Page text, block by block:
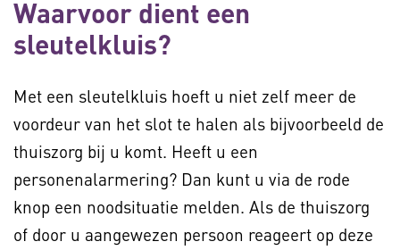
Waarvoor dient een
sleutelkluis?
Met een sleutelkluis hoeft u niet zelf meer de
voordeur van het slot te halen als bijvoorbeeld de
thuiszorg bij u komt. Heeft u een
personenalarmering? Dan kunt u via de rode
knop een noodsituatie melden. Als de thuiszorg
of door u aangewezen persoon reageert op deze